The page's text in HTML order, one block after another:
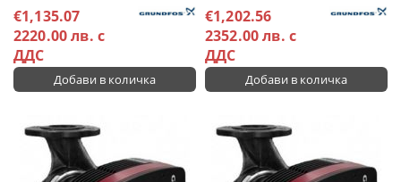
€1,135.07
2220.00 лв. с
ДДС
€1,202.56
2352.00 лв. с
ДДС